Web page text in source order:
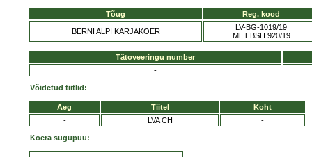
Tõug Reg. kood
BERNI ALPI KARJAKOER
LV-BG-1019/19
MET.BSH.920/19
Tätoveeringu number
-
Võidetud tiitlid:
Aeg Tiitel
Koht
-
LVA CH -
Koera sugupuu: